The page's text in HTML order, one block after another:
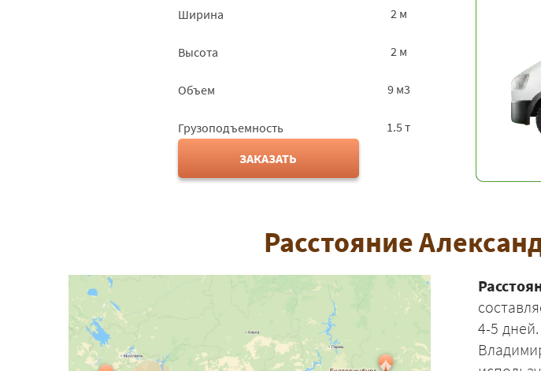
Ширина 2 м
Высота 2 м
Объем 9 м3
Грузоподъемность
1.5 т
ЗАКАЗАТЬ
Расстояние
4-5